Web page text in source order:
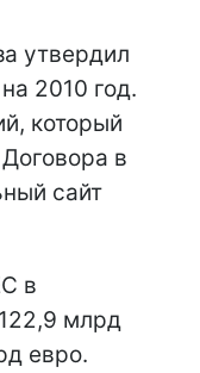
утвердил
2010 год.
который
в
сайт
в
млрд
евро.